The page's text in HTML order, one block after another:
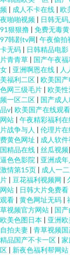
频 | 成人不卡在线 | 欧
夜啪啪视频 | 日韩无
91狠狠撸 | 免费无毒
97韩剧tv网| 午夜偷拍
卡无码 | 日韩精品电影
片青青草 | 国产午夜
女 | 亚洲啊恩在线 | 人
美福利二区 | 欧美国
色网三级毛片 | 欧美
频一区二区 | 国产成
品v| 欧美国产在线观看
网站 | 午夜精彩福利在
片战争与人 | 伦理片在
费黄色网址 | 成人软
国精品在线 | 丝瓜视频|
逼色色影院 | 亚洲成年
激情第15页 | 成人一
片 | 豆花福利视频网 |
网站 | 日韩大片免费看
观看 | 黄色网址无码 |
草视频官方网站 | 国
欧美色图日本 | 亚洲
自拍夫妻 | 青草视频国
精品国产不卡一区 | 家
区 | 新夜色福利帮网站